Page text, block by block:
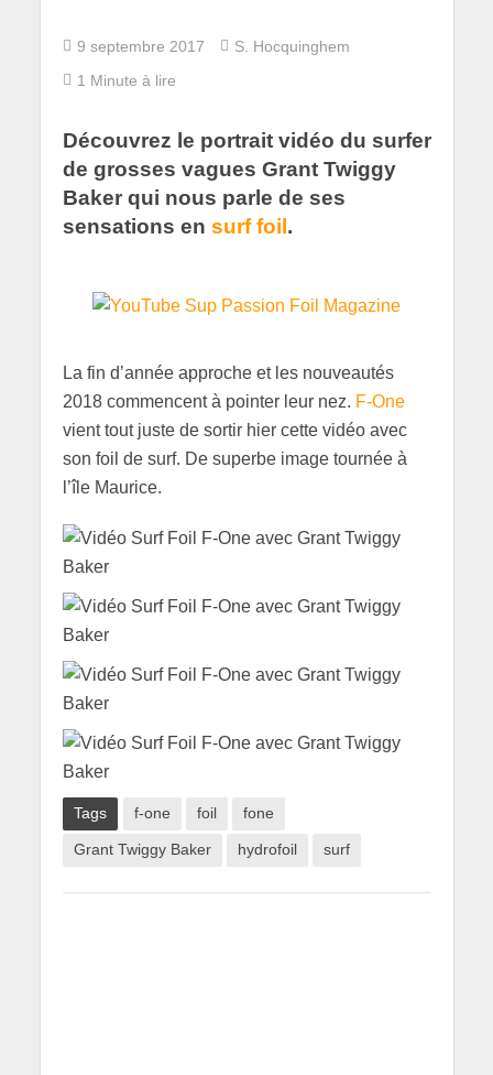
9 septembre 2017
S. Hocquinghem
1 Minute à lire
Découvrez le portrait vidéo du surfer
de grosses vagues Grant Twiggy
Baker qui nous parle de ses
sensations en surf foil .
La fin d’année approche et les nouveautés
2018 commencent à pointer leur nez. F-One
vient tout juste de sortir hier cette vidéo avec
son foil de surf. De superbe image tournée à
l’île Maurice.
Tags f-one foil fone
Grant Twiggy Baker hydrofoil surf